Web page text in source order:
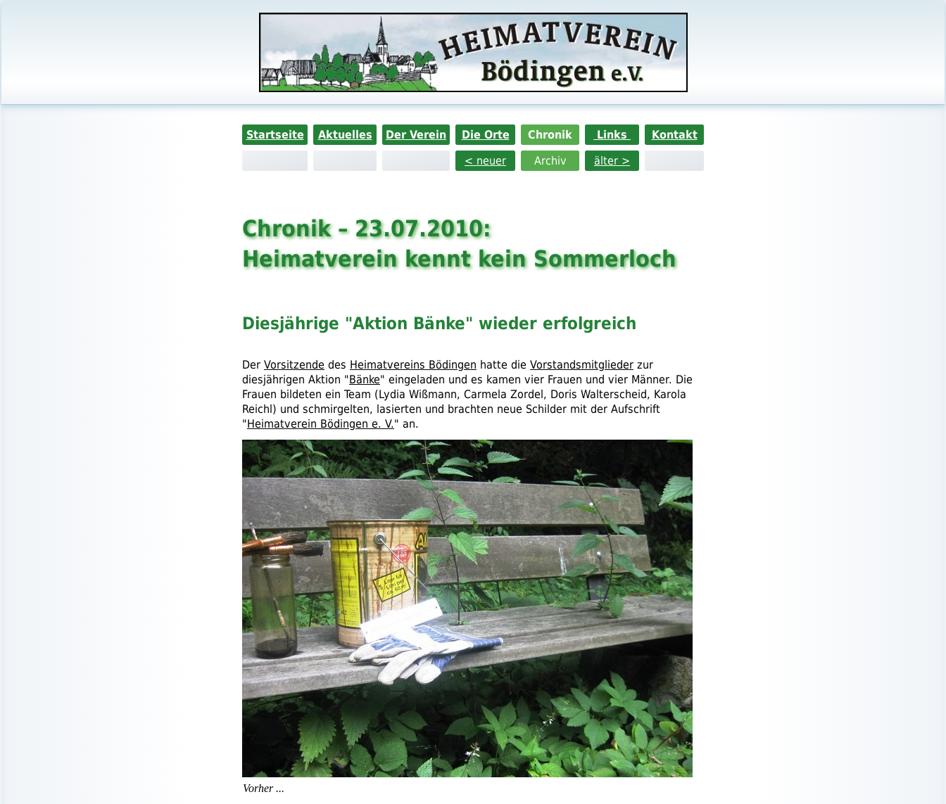
Startseite Aktuelles Der Verein Die Orte Chronik Links
Kontakt
< neuer
Archiv älter >
Chronik – 23.07.2010:
Heimatverein kennt kein Sommerloch
Diesjährige "Aktion Bänke" wieder erfolgreich
Der Vorsitzende des Heimatvereins Bödingen hatte die Vorstandsmitglieder zur
diesjährigen Aktion "Bänke" eingeladen und es kamen vier Frauen und vier Männer. Die
Frauen bildeten ein Team (Lydia Wißmann, Carmela Zordel, Doris Walterscheid, Karola
Reichl) und schmirgelten, lasierten und brachten neue Schilder mit der Aufschrift
"Heimatverein Bödingen e. V." an.
Vorher ...